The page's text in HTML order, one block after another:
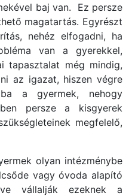
baj van. Ez persze
magatartás. Egyrészt
nehéz elfogadni, ha
van a gyerekkel,
tapasztalat még mindig,
az igazat, hiszen végre
a gyermek, nehogy
persze a kisgyerek
megfelelő,
olyan intézménybe
vagy óvoda alapító
vállalják ezeknek a